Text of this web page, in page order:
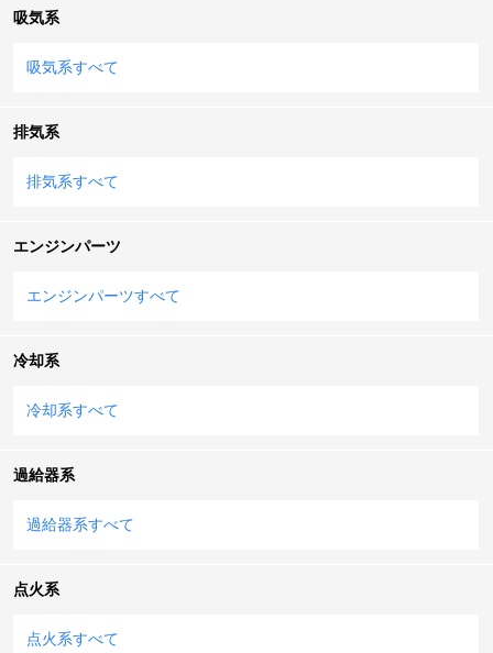
吸気系
吸気系すべて
排気系
排気系すべて
エンジンパーツ
エンジンパーツすべて
冷却系
冷却系すべて
過給器系
過給器系すべて
点火系
点火系すべて